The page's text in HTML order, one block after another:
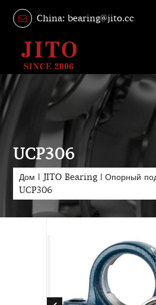
China: bearing@jito.cc
UCP306
Дом | JITO Bearing | Опорный
UCP306